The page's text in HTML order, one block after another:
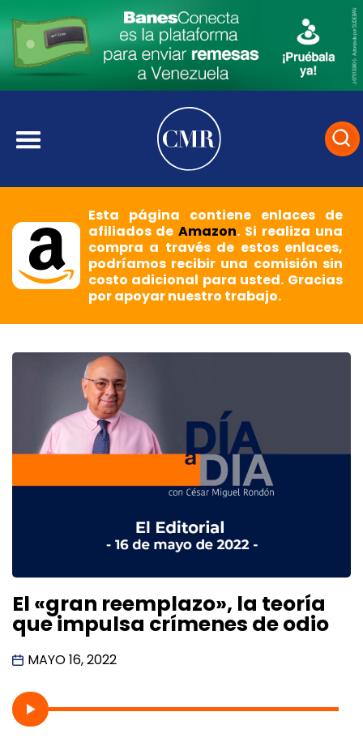
Esta página contiene enlaces de
afiliados deAmazon. Si realiza una
compra a través de estos enlaces,
podríamos recibir una comisión sin
costo adicional para usted. Gracias
por apoyar nuestro trabajo.
El «gran reemplazo», la teoría
que impulsa crímenes de odio
MAYO 16, 2022